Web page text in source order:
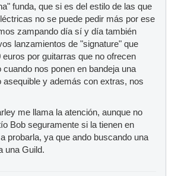
funda, que si es del estilo de las que
no se puede pedir más por ese
zampando día sí y día también
lanzamientos de "signature" que
por guitarras que no ofrecen
cuando nos ponen en bandeja una
asequible y además con extras, nos
me llama la atención, aunque no
Bob seguramente si la tienen en
probarla, ya que ando buscando una
una Guild.